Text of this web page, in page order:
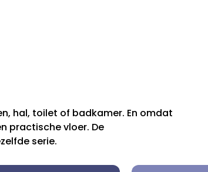
hal, toilet of badkamer. En omdat
practische vloer. De
serie.